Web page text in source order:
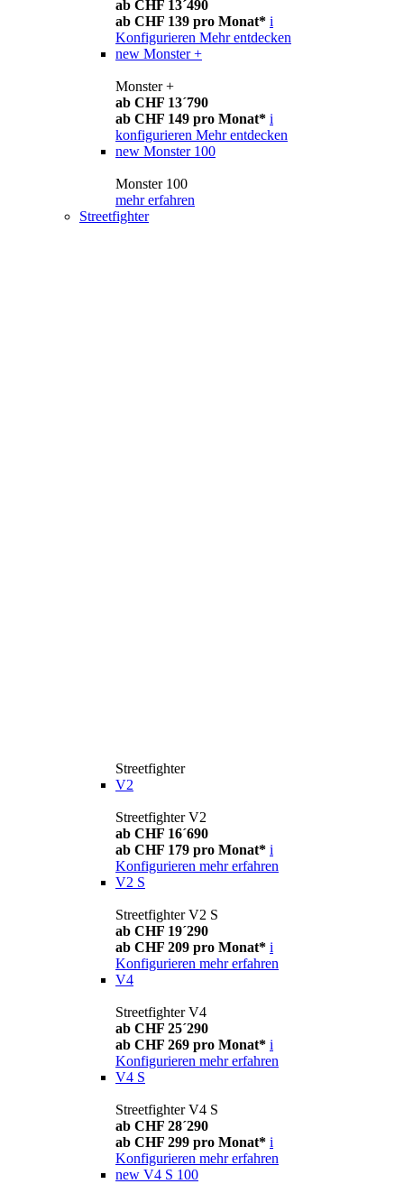
ab CHF 13´490
ab CHF 139 pro Monat* i
Konfigurieren Mehr entdecken
new Monster +
Monster +
ab CHF 13´790
ab CHF 149 pro Monat* i
konfigurieren Mehr entdecken
new Monster 100
Monster 100
mehr erfahren
Streetfighter
Streetfighter
V2
Streetfighter V2
ab CHF 16´690
ab CHF 179 pro Monat* i
Konfigurieren mehr erfahren
V2 S
Streetfighter V2 S
ab CHF 19´290
ab CHF 209 pro Monat* i
Konfigurieren mehr erfahren
V4
Streetfighter V4
ab CHF 25´290
ab CHF 269 pro Monat* i
Konfigurieren mehr erfahren
V4 S
Streetfighter V4 S
ab CHF 28´290
ab CHF 299 pro Monat* i
Konfigurieren mehr erfahren
new V4 S 100